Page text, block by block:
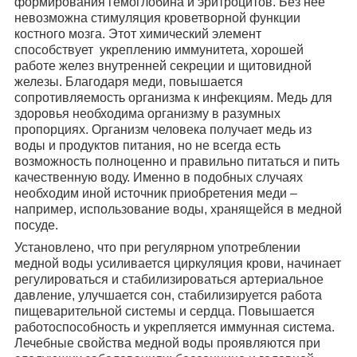
невозможна стимуляция кроветворной функции
костного мозга. Этот химический элемент
способствует укреплению иммунитета, хорошей
работе желез внутренней секреции и щитовидной
железы. Благодаря меди, повышается
сопротивляемость организма к инфекциям. Медь для
здоровья необходима организму в разумных
пропорциях. Организм человека получает медь из
воды и продуктов питания, но не всегда есть
возможность полноценно и правильно питаться и пить
качественную воду. Именно в подобных случаях
необходим иной источник приобретения меди –
например, использование воды, хранящейся в медной
посуде.
Установлено, что при регулярном употреблении
медной воды усиливается циркуляция крови, начинает
регулироваться и стабилизироваться артериальное
давление, улучшается сон, стабилизируется работа
пищеварительной системы и сердца. Повышается
работоспособность и укрепляется иммунная система.
Лечебные свойства медной воды проявляются при